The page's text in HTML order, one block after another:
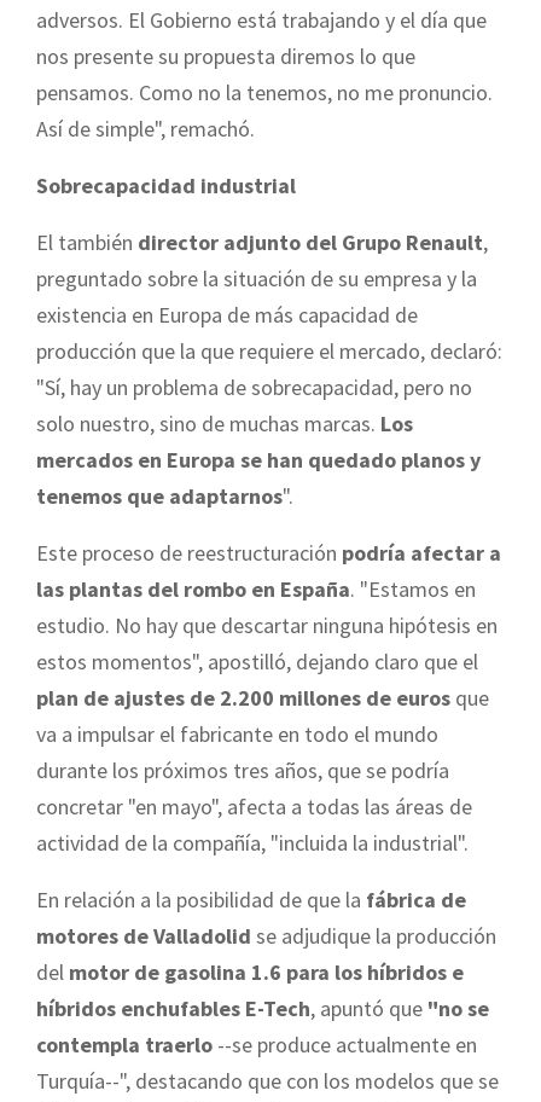
adversos. El Gobierno está trabajando y el día que
nos presente su propuesta diremos lo que
pensamos. Como no la tenemos, no me pronuncio.
Así de simple", remachó.
Sobrecapacidad industrial
El también director adjunto del Grupo Renault,
preguntado sobre la situación de su empresa y la
existencia en Europa de más capacidad de
producción que la que requiere el mercado, declaró:
"Sí, hay un problema de sobrecapacidad, pero no
solo nuestro, sino de muchas marcas. Los
mercados en Europa se han quedado planos y
tenemos que adaptarnos".
Este proceso de reestructuración podría afectar a
las plantas del rombo en España. "Estamos en
estudio. No hay que descartar ninguna hipótesis en
estos momentos", apostilló, dejando claro que el
plan de ajustes de 2.200 millones de euros que
va a impulsar el fabricante en todo el mundo
durante los próximos tres años, que se podría
concretar "en mayo", afecta a todas las áreas de
actividad de la compañía, "incluida la industrial".
En relación a la posibilidad de que la fábrica de
motores de Valladolid se adjudique la producción
del motor de gasolina 1.6 para los híbridos e
híbridos enchufables E-Tech, apuntó que "no se
contempla traerlo --se produce actualmente en
Turquía--", destacando que con los modelos que se